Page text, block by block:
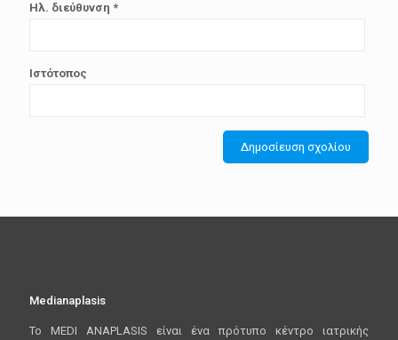
Ηλ. διεύθυνση *
Ιστότοπος
Medianaplasis
To MEDI ANAPLASIS είναι ένα πρότυπο κέντρο ιατρικής